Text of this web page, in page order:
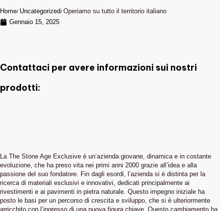
Home Uncategorized Operiamo su tutto il territorio italiano
Gennaio 15, 2025
Contattaci per avere informazioni sui nostri
prodotti:
La The Stone Age Exclusive è un’azienda giovane, dinamica e in costante
evoluzione, che ha preso vita nei primi anni 2000 grazie all’idea e alla
passione del suo fondatore. Fin dagli esordi, l’azienda si è distinta per la
ricerca di materiali esclusivi e innovativi, dedicati principalmente ai
rivestimenti e ai pavimenti in pietra naturale. Questo impegno iniziale ha
posto le basi per un percorso di crescita e sviluppo, che si è ulteriormente
arricchito con l’ingresso di una nuova figura chiave. Questo cambiamento ha